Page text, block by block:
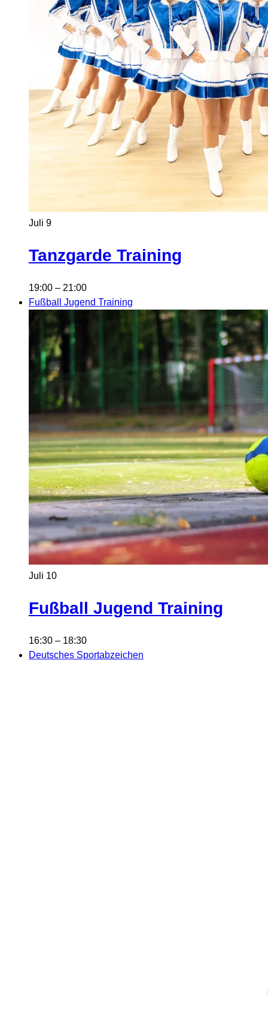
Juli 9
Tanzgarde Training
19:00 – 21:00
Fußball Jugend Training
Juli 10
Fußball Jugend Training
16:30 – 18:30
Deutsches Sportabzeichen